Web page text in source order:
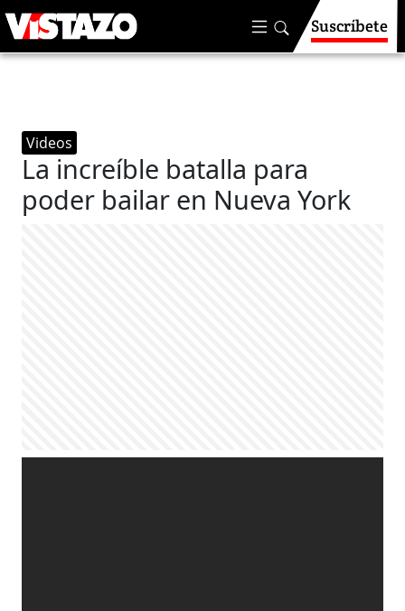
Suscríbete
Videos
La increíble batalla para
poder bailar en Nueva York